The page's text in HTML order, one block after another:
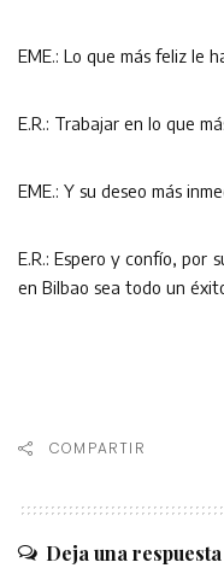
EME.: Lo que más feliz le
E.R.: Trabajar en lo que
EME.: Y su deseo más
E.R.: Espero y confío, por
en Bilbao sea todo un
COMPARTIR
Deja una respuesta